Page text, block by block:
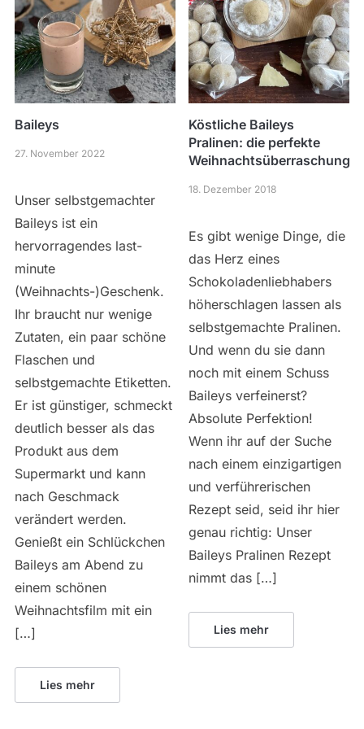
Baileys
27. November 2022
Unser selbstgemachter
Baileys ist ein
hervorragendes last-
minute
(Weihnachts-)Geschenk.
Ihr braucht nur wenige
Zutaten, ein paar schöne
Flaschen und
selbstgemachte Etiketten.
Er ist günstiger, schmeckt
deutlich besser als das
Produkt aus dem
Supermarkt und kann
nach Geschmack
verändert werden.
Genießt ein Schlückchen
Baileys am Abend zu
einem schönen
Weihnachtsfilm mit ein
[…]
Lies mehr
Köstliche Baileys
Pralinen: die perfekte
Weihnachtsüberraschung
18. Dezember 2018
Es gibt wenige Dinge, die
das Herz eines
Schokoladenliebhabers
höherschlagen lassen als
selbstgemachte Pralinen.
Und wenn du sie dann
noch mit einem Schuss
Baileys verfeinerst?
Absolute Perfektion!
Wenn ihr auf der Suche
nach einem einzigartigen
und verführerischen
Rezept seid, seid ihr hier
genau richtig: Unser
Baileys Pralinen Rezept
nimmt das […]
Lies mehr